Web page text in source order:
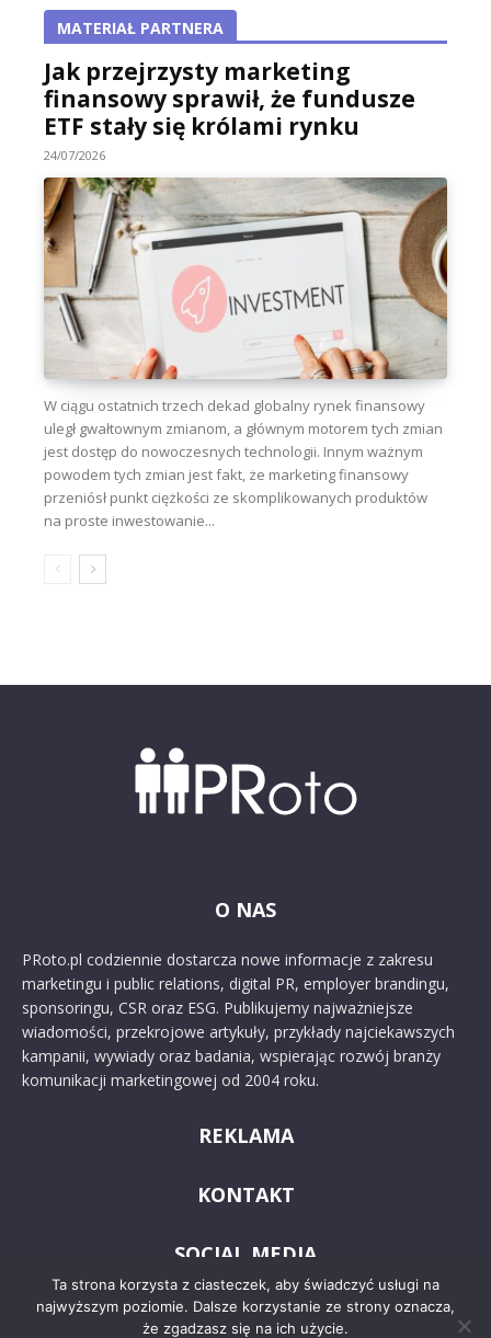
MATERIAŁ PARTNERA
Jak przejrzysty marketing
finansowy sprawił, że fundusze
ETF stały się królami rynku
24/07/2026
W ciągu ostatnich trzech dekad globalny rynek finansowy
uległ gwałtownym zmianom, a głównym motorem tych zmian
jest dostęp do nowoczesnych technologii. Innym ważnym
powodem tych zmian jest fakt, że marketing finansowy
przeniósł punkt ciężkości ze skomplikowanych produktów
na proste inwestowanie...
O NAS
PRoto.pl codziennie dostarcza nowe informacje z zakresu
marketingu i public relations, digital PR, employer brandingu,
sponsoringu, CSR oraz ESG. Publikujemy najważniejsze
wiadomości, przekrojowe artykuły, przykłady najciekawszych
kampanii, wywiady oraz badania, wspierając rozwój branży
komunikacji marketingowej od 2004 roku.
REKLAMA
KONTAKT
SOCIAL MEDIA
Ta strona korzysta z ciasteczek, aby świadczyć usługi na
najwyższym poziomie. Dalsze korzystanie ze strony oznacza,
że zgadzasz się na ich użycie.